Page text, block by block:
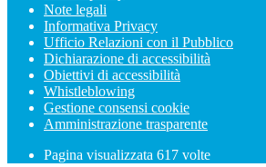
Note legali
Informativa Privacy
Ufficio Relazioni con il Pubblico
Dichiarazione di accessibilità
Obiettivi di accessibilità
Whistleblowing
Gestione consensi cookie
Amministrazione trasparente
Pagina visualizzata 617 volte